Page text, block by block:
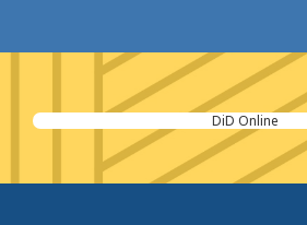
Moovs Makelaars